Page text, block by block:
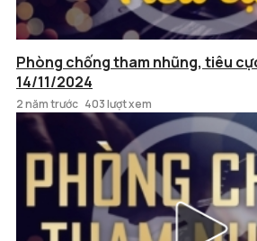
Phòng chống tham nhũng, tiêu
14/11/2024
2 năm trước 403 lượt xem